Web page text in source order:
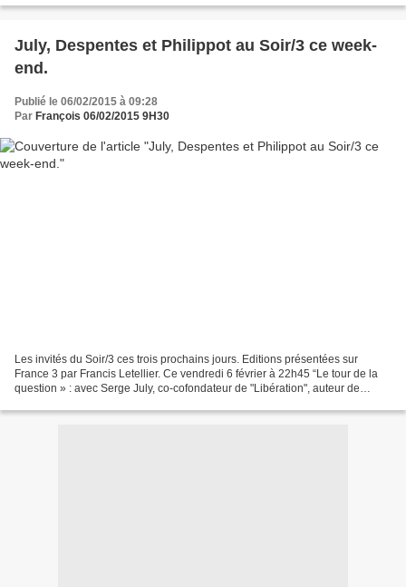
July, Despentes et Philippot au Soir/3 ce week-
end.
Publié le 06/02/2015 à 09:28
Par François 06/02/2015 9H30
Les invités du Soir/3 ces trois prochains jours. Editions présentées sur
France 3 par Francis Letellier. Ce vendredi 6 février à 22h45 “Le tour de la
question » : avec Serge July, co-cofondateur de "Libération", auteur de